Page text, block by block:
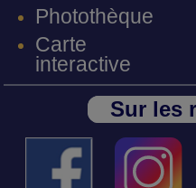
Photothèque
Carte
interactive
Sur les